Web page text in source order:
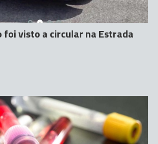
visto a circular na Estrada